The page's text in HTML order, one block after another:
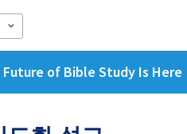
Future of Bible Study Is Here